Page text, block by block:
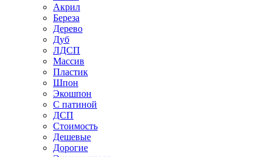
Акрил
Береза
Дерево
Дуб
ЛДСП
Массив
Пластик
Шпон
Экошпон
С патиной
ДСП
Стоимость
Дешевые
Дорогие